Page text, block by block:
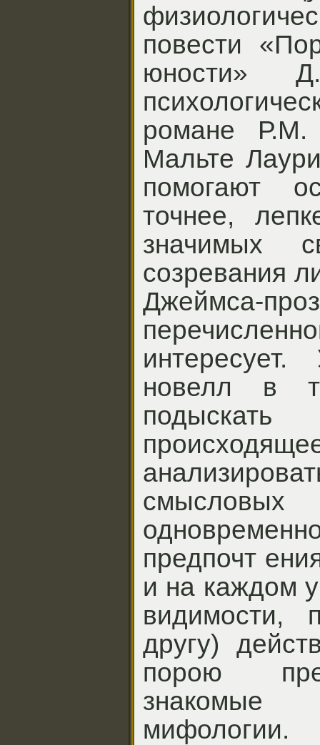
повести
юности»
романе Р.М.
Мальте
помогают
точнее,
значимых
созревания
Джеймса-
интересует.
новелл в
предпочт
и на каждом
видимости,
другу)
порою
мифологии.